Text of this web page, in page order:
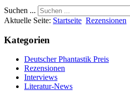
Suchen ...
Aktuelle Seite: Startseite Rezensionen
Kategorien
Deutscher Phantastik Preis
Rezensionen
Interviews
Literatur-News